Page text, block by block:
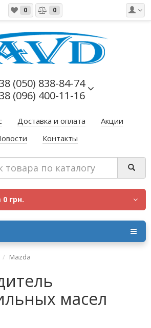
0 0
(050) 838-84-74
(096) 400-11-16
Доставка и оплата
Акции
Контакты
0 грн.
Mazda
масел